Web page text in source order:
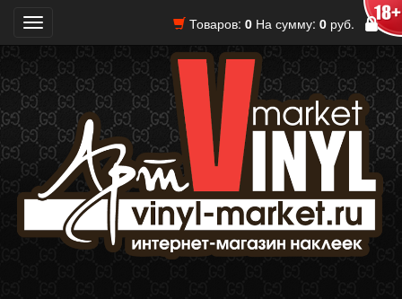
Товаров: 0 На сумму: 0 руб.
Toggle
navigation